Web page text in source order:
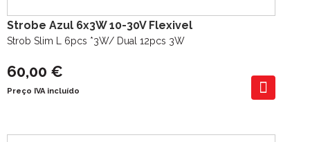
Strobe Azul 6x3W 10-30V Flexivel
Strob Slim L 6pcs *3W/ Dual 12pcs 3W
60,00 €
Preço IVA incluído